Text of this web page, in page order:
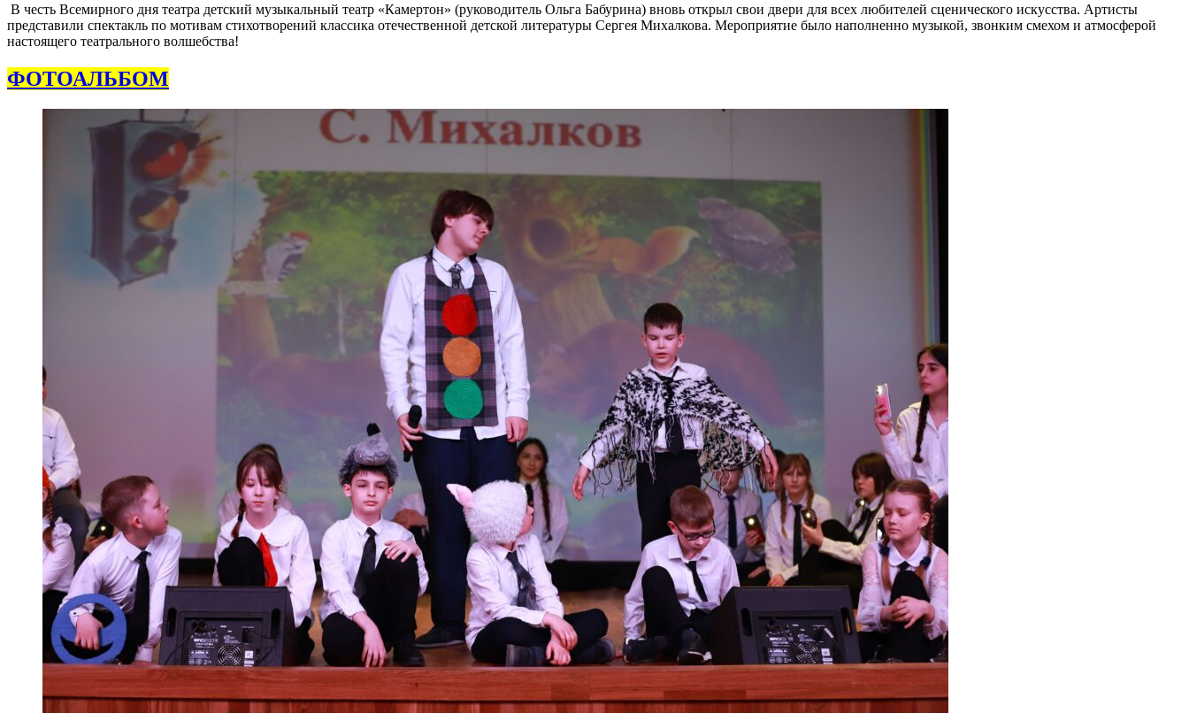
В честь Всемирного дня театра детский музыкальный театр «Камертон» (руководитель Ольга Бабурина) вновь открыл свои двери для всех любителей сценического искусства. Артисты
представили спектакль по мотивам стихотворений классика отечественной детской литературы Сергея Михалкова. Мероприятие было наполненно музыкой, звонким смехом и атмосферой
настоящего театрального волшебства!
ФОТОАЛЬБОМ